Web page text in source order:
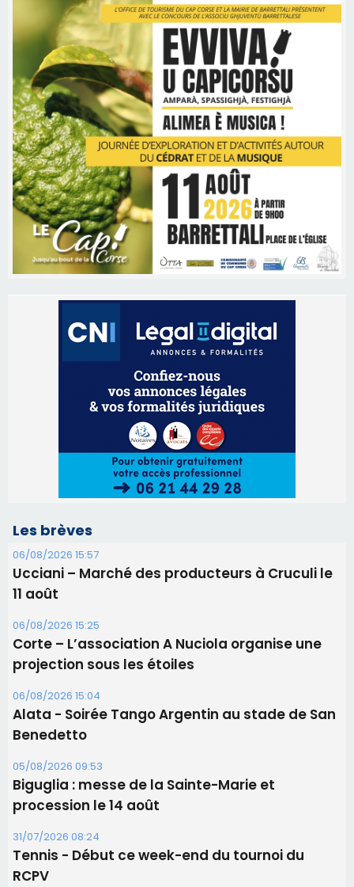
Les brèves
06/08/2026 15:57
Ucciani – Marché des producteurs à Cruculi le
11 août
06/08/2026 15:25
Corte – L’association A Nuciola organise une
projection sous les étoiles
06/08/2026 15:04
Alata - Soirée Tango Argentin au stade de San
Benedetto
05/08/2026 09:53
Biguglia : messe de la Sainte-Marie et
procession le 14 août
31/07/2026 08:24
Tennis - Début ce week-end du tournoi du
RCPV